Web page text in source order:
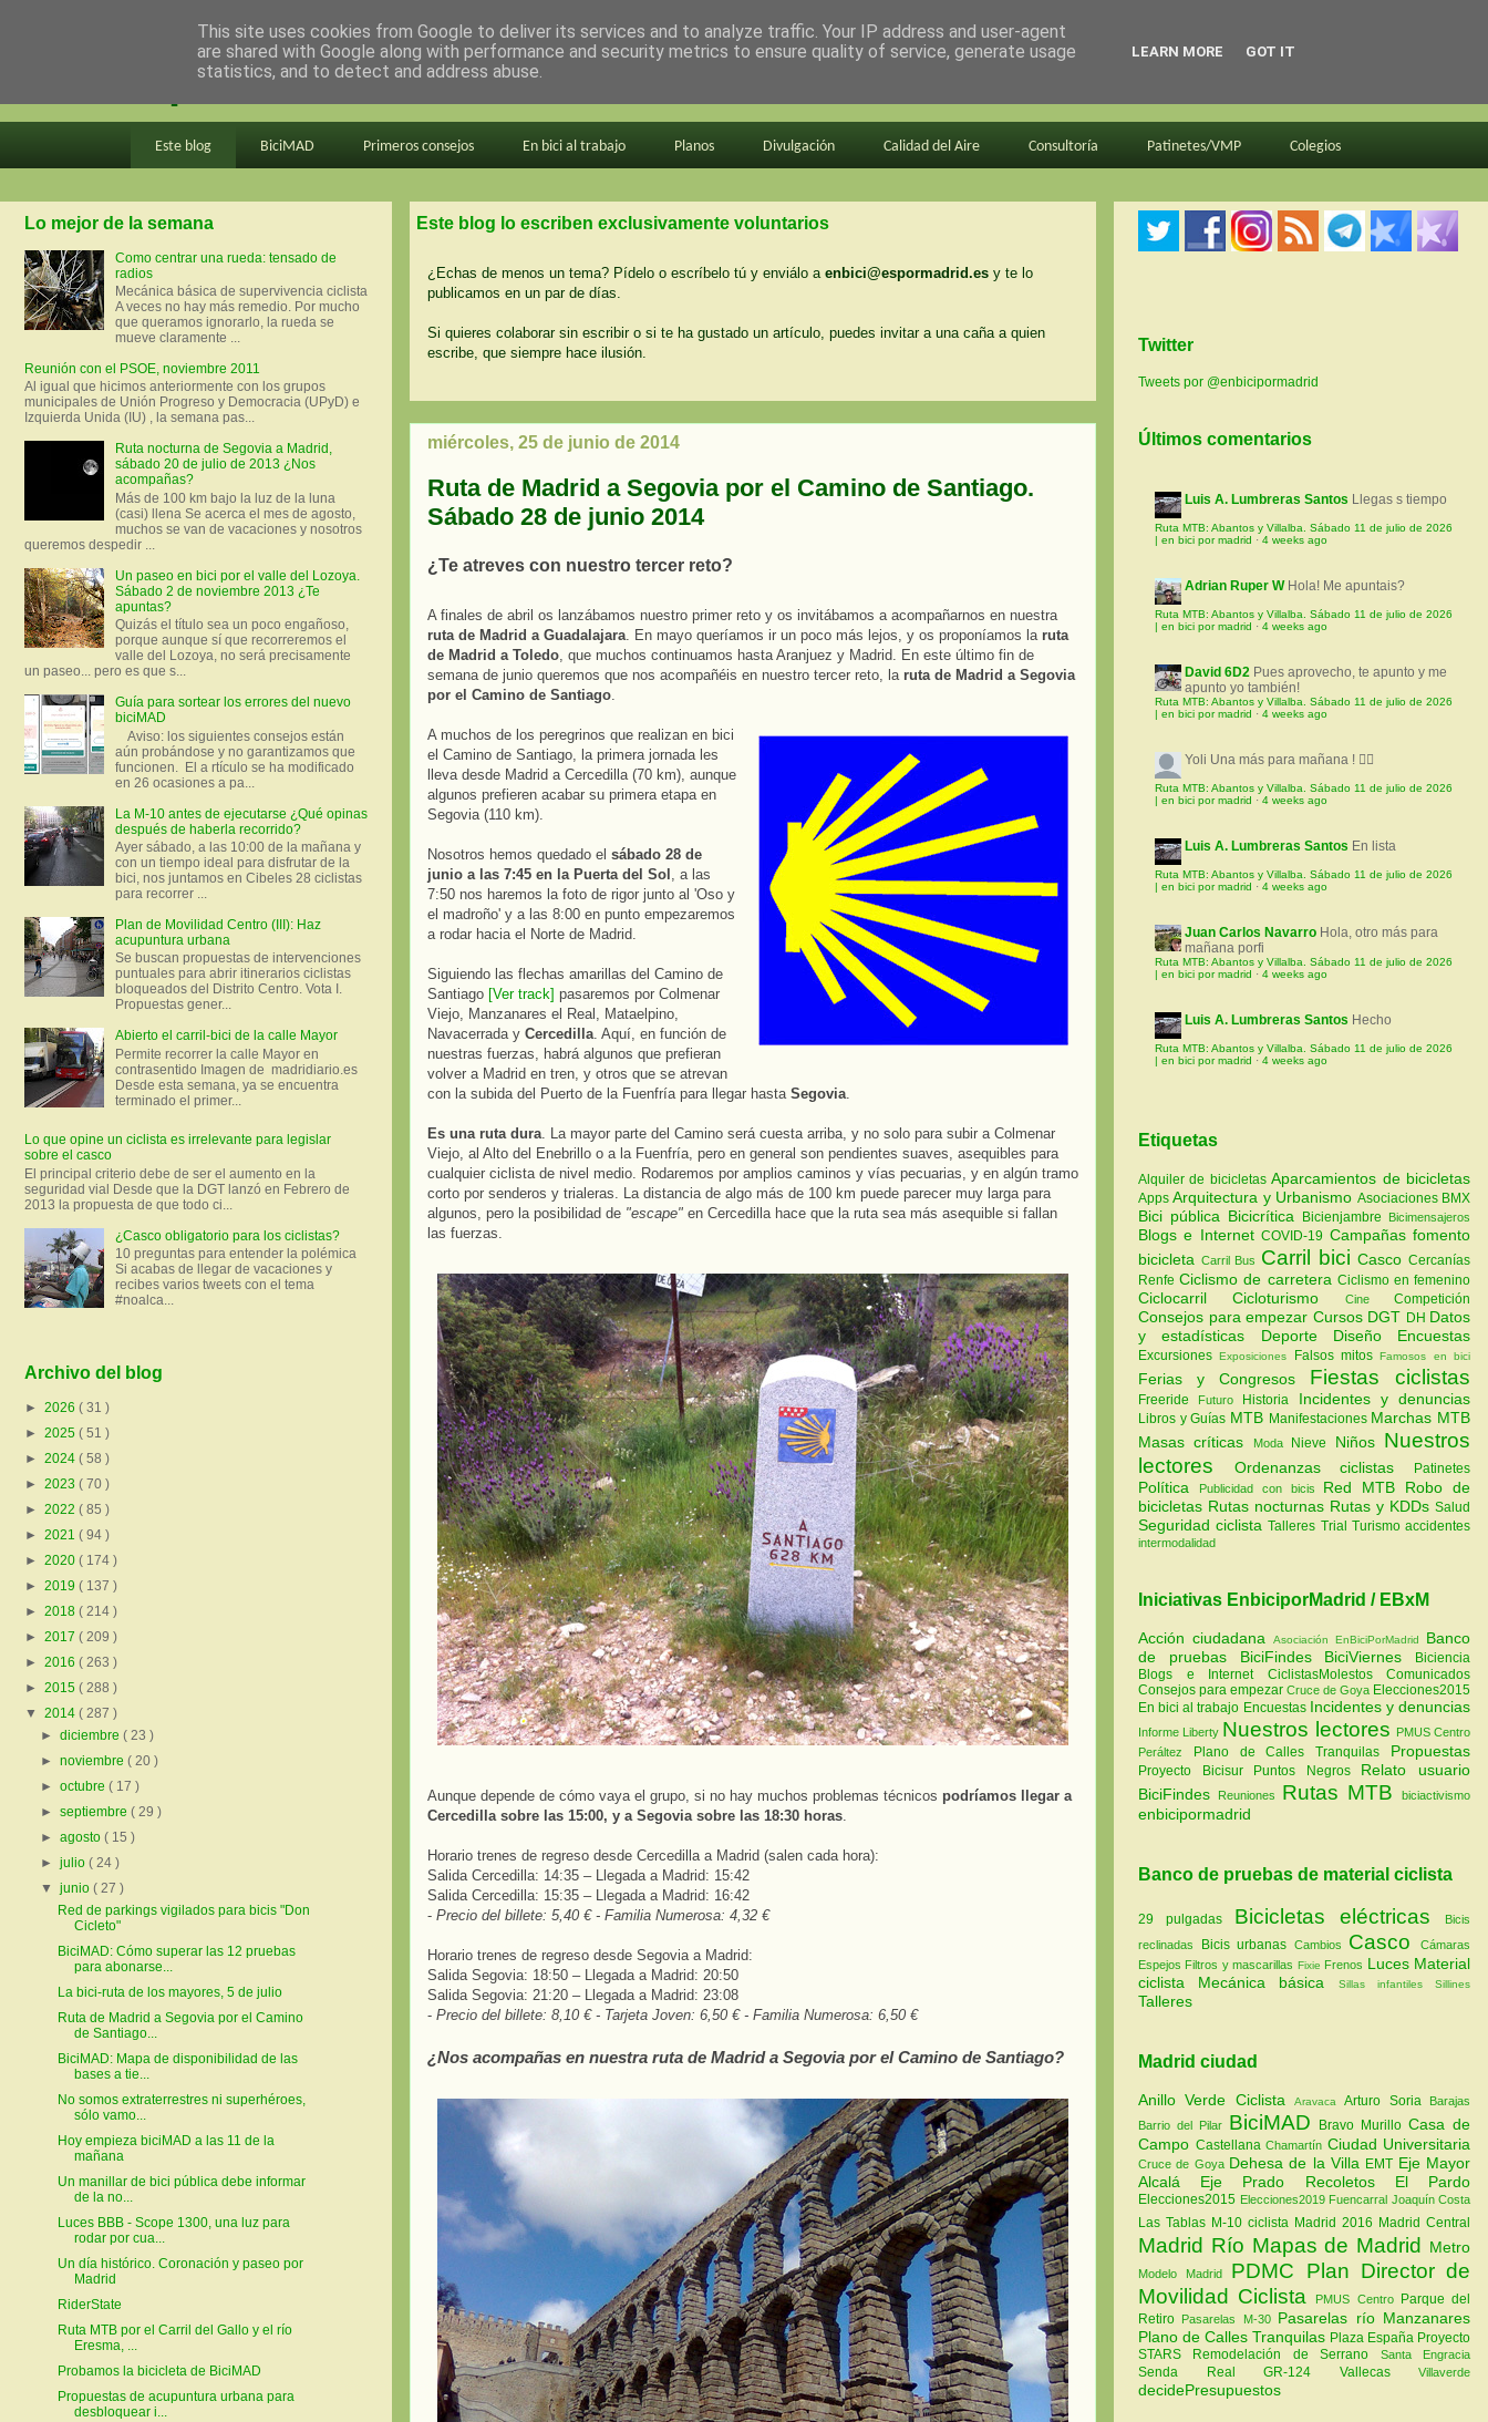
en bici por madrid
Este blog BiciMAD Primeros consejos En bici al trabajo Planos Divulgación Calidad del Aire Consultoría Patinetes/VMP Colegios
Este blog lo escriben exclusivamente voluntarios
¿Echas de menos un tema? Pídelo o escríbelo tú y enviálo a enbici@espormadrid.es y te lo
publicamos en un par de días.
Si quieres colaborar sin escribir o si te ha gustado un artículo, puedes invitar a una caña a quien
escribe, que siempre hace ilusión.
miércoles, 25 de junio de 2014
Ruta de Madrid a Segovia por el Camino de Santiago.
Sábado 28 de junio 2014
¿Te atreves con nuestro tercer reto?
A finales de abril os lanzábamos nuestro primer reto y os invitábamos a acompañarnos en nuestra
ruta de Madrid a Guadalajara. En mayo queríamos ir un poco más lejos, y os proponíamos la ruta
de Madrid a Toledo, que muchos continuamos hasta Aranjuez y Madrid. En este último fin de
semana de junio queremos que nos acompañéis en nuestro tercer reto, la ruta de Madrid a Segovia
por el Camino de Santiago.
A muchos de los peregrinos que realizan en bici
el Camino de Santiago, la primera jornada les
lleva desde Madrid a Cercedilla (70 km), aunque
algunos prefieren acabar su primera etapa en
Segovia (110 km).
Nosotros hemos quedado el sábado 28 de
junio a las 7:45 en la Puerta del Sol , a las
7:50 nos haremos la foto de rigor junto al 'Oso y
el madroño' y a las 8:00 en punto empezaremos
a rodar hacia el Norte de Madrid.
Siguiendo las flechas amarillas del Camino de
Santiago [Ver track] pasaremos por Colmenar
Viejo, Manzanares el Real, Mataelpino,
Navacerrada y Cercedilla. Aquí, en función de
nuestras fuerzas, habrá algunos que prefieran
volver a Madrid en tren, y otros que se atrevan
con la subida del Puerto de la Fuenfría para llegar hasta Segovia.
Es una ruta dura. La mayor parte del Camino será cuesta arriba, y no solo para subir a Colmenar
Viejo, al Alto del Enebrillo o a la Fuenfría, pero en general son pendientes suaves, asequibles para
cualquier ciclista de nivel medio. Rodaremos por amplios caminos y vías pecuarias, y en algún tramo
corto por senderos y trialeras. La distancia de algo más de 100 km puede parecer muy larga para
algunos, pero la posibilidad de "escape" en Cercedilla hace que la ruta sea más asequible si fallan
las fuerzas.
Aunque depende de cómo vaya el grupo, si no hay muchos problemas técnicos podríamos llegar a
Cercedilla sobre las 15:00, y a Segovia sobre las 18:30 horas.
Horario trenes de regreso desde Cercedilla a Madrid (salen cada hora):
Salida Cercedilla: 14:35 – Llegada a Madrid: 15:42
Salida Cercedilla: 15:35 – Llegada a Madrid: 16:42
- Precio del billete: 5,40 € - Familia Numerosa: 4,32 €
Horario trenes de regreso desde Segovia a Madrid:
Salida Segovia: 18:50 – Llegada a Madrid: 20:50
Salida Segovia: 21:20 – Llegada a Madrid: 23:08
- Precio del billete: 8,10 € - Tarjeta Joven: 6,50 € - Familia Numerosa: 6,50 €
¿Nos acompañas en nuestra ruta de Madrid a Segovia por el Camino de Santiago?
Lo mejor de la semana
Como centrar una rueda: tensado de
radios
Mecánica básica de supervivencia ciclista
A veces no hay más remedio. Por mucho
que queramos ignorarlo, la rueda se
mueve claramente ...
Reunión con el PSOE, noviembre 2011
Al igual que hicimos anteriormente con los grupos
municipales de Unión Progreso y Democracia (UPyD) e
Izquierda Unida (IU) , la semana pas...
Ruta nocturna de Segovia a Madrid,
sábado 20 de julio de 2013 ¿Nos
acompañas?
Más de 100 km bajo la luz de la luna
(casi) llena Se acerca el mes de agosto,
muchos se van de vacaciones y nosotros
queremos despedir ...
Un paseo en bici por el valle del Lozoya.
Sábado 2 de noviembre 2013 ¿Te
apuntas?
Quizás el título sea un poco engañoso,
porque aunque sí que recorreremos el
valle del Lozoya, no será precisamente
un paseo... pero es que s...
Guía para sortear los errores del nuevo
biciMAD
Aviso: los siguientes consejos están
aún probándose y no garantizamos que
funcionen. El a rtículo se ha modificado
en 26 ocasiones a pa...
La M-10 antes de ejecutarse ¿Qué opinas
después de haberla recorrido?
Ayer sábado, a las 10:00 de la mañana y
con un tiempo ideal para disfrutar de la
bici, nos juntamos en Cibeles 28 ciclistas
para recorrer ...
Plan de Movilidad Centro (III): Haz
acupuntura urbana
Se buscan propuestas de intervenciones
puntuales para abrir itinerarios ciclistas
bloqueados del Distrito Centro. Vota I.
Propuestas gener...
Abierto el carril-bici de la calle Mayor
Permite recorrer la calle Mayor en
contrasentido Imagen de madridiario.es
Desde esta semana, ya se encuentra
terminado el primer...
Lo que opine un ciclista es irrelevante para legislar
sobre el casco
El principal criterio debe de ser el aumento en la
seguridad vial Desde que la DGT lanzó en Febrero de
2013 la propuesta de que todo ci...
¿Casco obligatorio para los ciclistas?
10 preguntas para entender la polémica
Si acabas de llegar de vacaciones y
recibes varios tweets con el tema
#noalca...
Archivo del blog
► 2026 ( 31 )
► 2025 ( 51 )
► 2024 ( 58 )
► 2023 ( 70 )
► 2022 ( 85 )
► 2021 ( 94 )
► 2020 ( 174 )
► 2019 ( 137 )
► 2018 ( 214 )
► 2017 ( 209 )
► 2016 ( 263 )
► 2015 ( 288 )
▼ 2014 ( 287 )
►diciembre( 23 )
►noviembre( 20 )
►octubre( 17 )
►septiembre( 29 )
►agosto( 15 )
►julio( 24 )
▼junio( 27 )
Red de parkings vigilados para bicis "Don
Cicleto"
BiciMAD: Cómo superar las 12 pruebas
para abonarse...
La bici-ruta de los mayores, 5 de julio
Ruta de Madrid a Segovia por el Camino
de Santiago...
BiciMAD: Mapa de disponibilidad de las
bases a tie...
No somos extraterrestres ni superhéroes,
sólo vamo...
Hoy empieza biciMAD a las 11 de la
mañana
Un manillar de bici pública debe informar
de la no...
Luces BBB - Scope 1300, una luz para
rodar por cua...
Un día histórico. Coronación y paseo por
Madrid
RiderState
Ruta MTB por el Carril del Gallo y el río
Eresma, ...
Probamos la bicicleta de BiciMAD
Propuestas de acupuntura urbana para
desbloquear i...
Twitter
Tweets por @enbicipormadrid
Últimos comentarios
Luis A. Lumbreras Santos Llegas s tiempo
Ruta MTB: Abantos y Villalba. Sábado 11 de julio de 2026
| en bici por madrid · 4 weeks ago
Adrian Ruper W Hola! Me apuntais?
Ruta MTB: Abantos y Villalba. Sábado 11 de julio de 2026
| en bici por madrid · 4 weeks ago
David 6D2 Pues aprovecho, te apunto y me
apunto yo también!
Ruta MTB: Abantos y Villalba. Sábado 11 de julio de 2026
| en bici por madrid · 4 weeks ago
Yoli Una más para mañana ! 🚵‍♀️
Ruta MTB: Abantos y Villalba. Sábado 11 de julio de 2026
| en bici por madrid · 4 weeks ago
Luis A. Lumbreras Santos En lista
Ruta MTB: Abantos y Villalba. Sábado 11 de julio de 2026
| en bici por madrid · 4 weeks ago
Juan Carlos Navarro Hola, otro más para
mañana porfi
Ruta MTB: Abantos y Villalba. Sábado 11 de julio de 2026
| en bici por madrid · 4 weeks ago
Luis A. Lumbreras Santos Hecho
Ruta MTB: Abantos y Villalba. Sábado 11 de julio de 2026
| en bici por madrid · 4 weeks ago
Etiquetas
Alquiler de bicicletasAparcamientos de bicicletas
AppsArquitectura y Urbanismo Asociaciones BMX
Bici pública Bicicrítica Bicienjambre Bicimensajeros
Blogs e InternetCOVID-19 Campañas fomento
bicicleta Carril Bus Carril biciCascoCercanías
RenfeCiclismo de carretera Ciclismo en femenino
CiclocarrilCicloturismo CineCompetición
Consejos para empezar Cursos DGT DH Datos
y estadísticas Deporte Diseño Encuestas
ExcursionesExposiciones Falsos mitosFamosos en bici
Ferias y Congresos Fiestas ciclistas
Freeride Futuro Historia Incidentes y denuncias
Libros y Guías MTB Manifestaciones Marchas MTB
Masas críticas
Moda Nieve Niños Nuestros
lectores
Ordenanzas ciclistas Patinetes
Política Publicidad con bicis Red MTB Robo de
bicicletas Rutas nocturnas Rutas y KDDs Salud
Seguridad ciclistaTalleres Trial Turismoaccidentes
intermodalidad
Iniciativas EnbiciporMadrid / EBxM
Acción ciudadana Asociación EnBiciPorMadrid
Banco
de pruebas
BiciFindes BiciViernes
Biciencia
Blogs e Internet
CiclistasMolestos
Comunicados
Consejos para empezar Cruce de Goya Elecciones2015
En bici al trabajo Encuestas Incidentes y denuncias
Informe Liberty Nuestros lectores
PMUS Centro
Peráltez
Plano de Calles Tranquilas Propuestas
Proyecto Bicisur Puntos Negros
Relato usuario
BiciFindes
Reuniones Rutas MTB biciactivismo
enbicipormadrid
Banco de pruebas de material ciclista
29 pulgadas Bicicletas eléctricas
Bicis
reclinadas
Bicis urbanas Cambios Casco
Cámaras
Espejos Filtros y mascarillas Fixie Frenos Luces Material
ciclista
Mecánica básica Sillas infantiles Sillines
Talleres
Madrid ciudad
Anillo Verde Ciclista AravacaArturo Soria
Barajas
Barrio del Pilar BiciMAD Bravo MurilloCasa de
Campo Castellana Chamartín Ciudad Universitaria
Cruce de Goya Dehesa de la Villa EMT Eje Mayor
Alcalá Eje Prado Recoletos El Pardo
Elecciones2015 Elecciones2019 Fuencarral Joaquín Costa
Las Tablas M-10 ciclista Madrid 2016 Madrid Central
Madrid Río Mapas de Madrid Metro
Modelo Madrid PDMC Plan Director de
Movilidad Ciclista
PMUS Centro Parque del
Retiro Pasarelas M-30 Pasarelas río Manzanares
Plano de Calles Tranquilas Plaza España Proyecto
STARS Remodelación de Serrano Santa Engracia
Senda Real GR-124 Vallecas Villaverde
decidePresupuestos
This site uses cookies from Google to deliver its services and to analyze traffic. Your IP address and user-agent
are shared with Google along with performance and security metrics to ensure quality of service, generate usage
statistics, and to detect and address abuse.
LEARN MORE GOT IT